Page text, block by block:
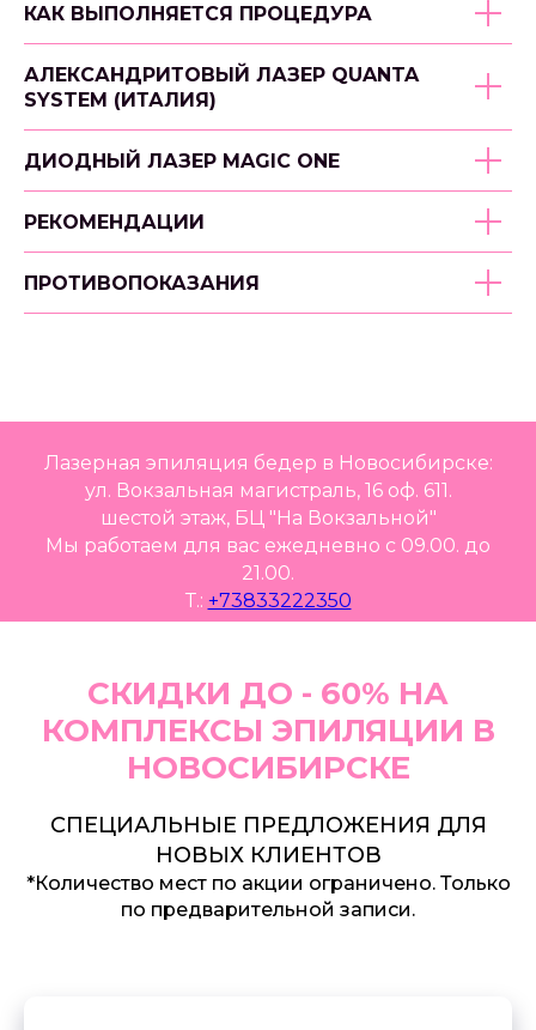
КАК ВЫПОЛНЯЕТСЯ ПРОЦЕДУРА
АЛЕКСАНДРИТОВЫЙ ЛАЗЕР QUANTA
SYSTEM (ИТАЛИЯ)
ДИОДНЫЙ ЛАЗЕР MAGIC ONE
РЕКОМЕНДАЦИИ
ПРОТИВОПОКАЗАНИЯ
Лазерная эпиляция бедер в Новосибирске:
ул. Вокзальная магистраль, 16 оф. 611.
шестой этаж, БЦ "На Вокзальной"
Мы работаем для вас ежедневно с 09.00. до
21.00.
Т.: +73833222350
СКИДКИ ДО - 60% НА
КОМПЛЕКСЫ ЭПИЛЯЦИИ В
НОВОСИБИРСКЕ
СПЕЦИАЛЬНЫЕ ПРЕДЛОЖЕНИЯ ДЛЯ
НОВЫХ КЛИЕНТОВ
*Количество мест по акции ограничено. Только
по предварительной записи.